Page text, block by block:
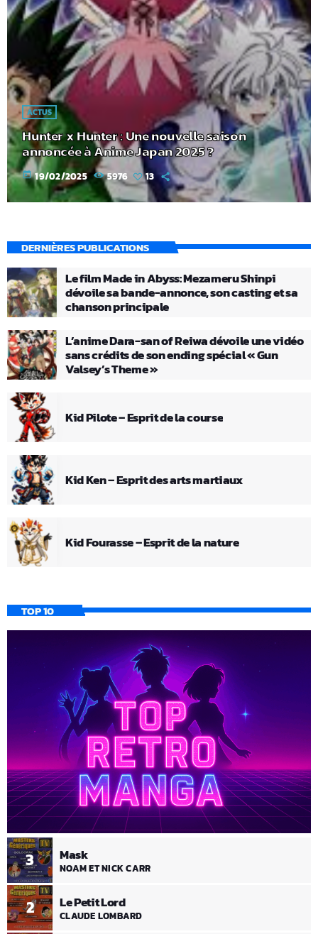
ACTUS
Hunter x Hunter : Une nouvelle saison
annoncée à Anime Japan 2025 ?
today 19/02/2025 5976 13
DERNIÈRES PUBLICATIONS
Le film Made in Abyss: Mezameru Shinpi
dévoile sa bande-annonce, son casting et sa
chanson principale
L’anime Dara-san of Reiwa dévoile une vidéo
sans crédits de son ending spécial « Gun
Valsey’s Theme »
Kid Pilote – Esprit de la course
Kid Ken – Esprit des arts martiaux
Kid Fourasse – Esprit de la nature
TOP 10
2 Le Petit Lord
CLAUDE LOMBARD
3 Mask
NOAM ET NICK CARR